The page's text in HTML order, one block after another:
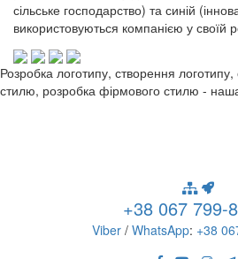
сільське господарство) та синій
використовуються компанією у своїй
Розробка логотипу, створення
стилю, розробка фірмового стилю -
+38 067 799-
Viber / WhatsApp: +38